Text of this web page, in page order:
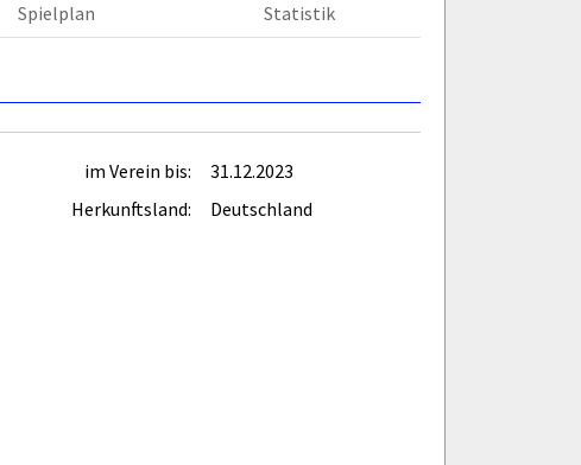
Spielplan Statistik
im Verein bis:
31.12.2023
Herkunftsland:
Deutschland